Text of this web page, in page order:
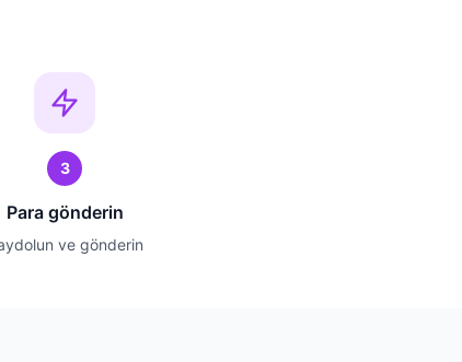
3
Para gönderin
ve gönderin